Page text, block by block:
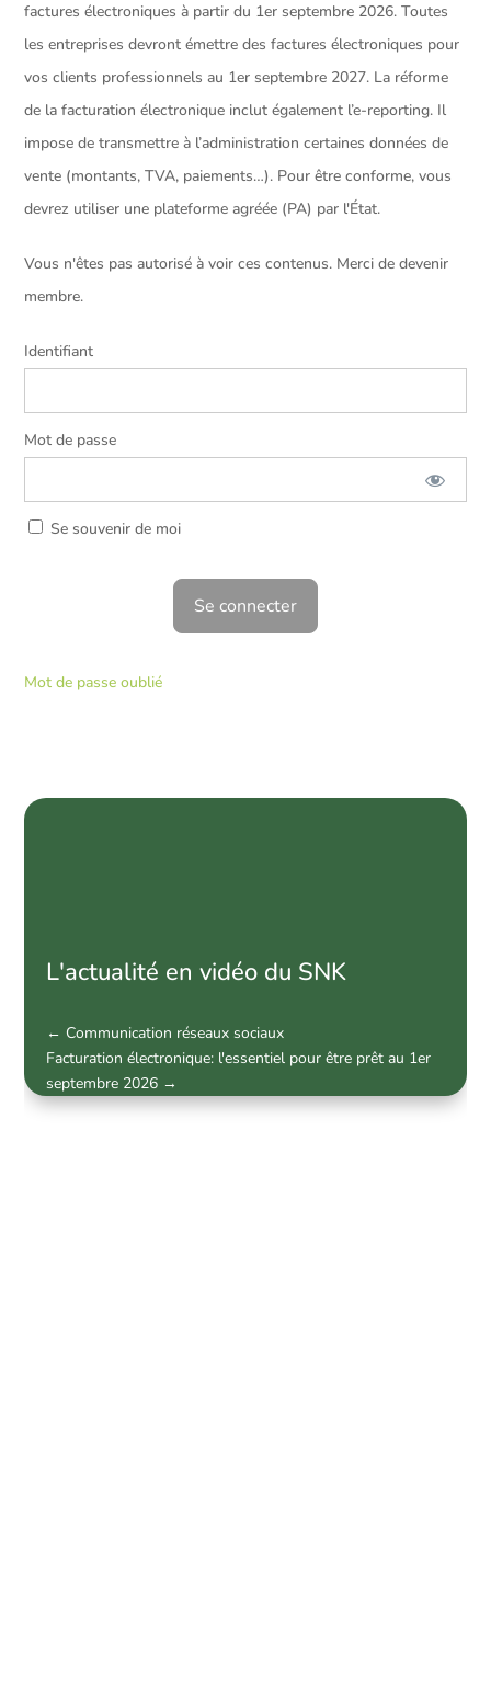
factures électroniques à partir du 1er septembre 2026. Toutes
les entreprises devront émettre des factures électroniques pour
vos clients professionnels au 1er septembre 2027. La réforme
de la facturation électronique inclut également l’e-reporting. Il
impose de transmettre à l’administration certaines données de
vente (montants, TVA, paiements…). Pour être conforme, vous
devrez utiliser une plateforme agréée (PA) par l'État.
Vous n'êtes pas autorisé à voir ces contenus. Merci de devenir
membre.
Identifiant
Mot de passe
Se souvenir de moi
Mot de passe oublié
L'actualité en vidéo du SNK
← Communication réseaux sociaux
Facturation électronique: l'essentiel pour être prêt au 1er
septembre 2026 →